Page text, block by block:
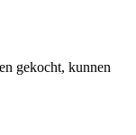
gekocht, kunnen